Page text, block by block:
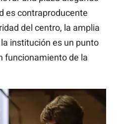
es contraproducente
del centro, la amplia
institución es un punto
funcionamiento de la